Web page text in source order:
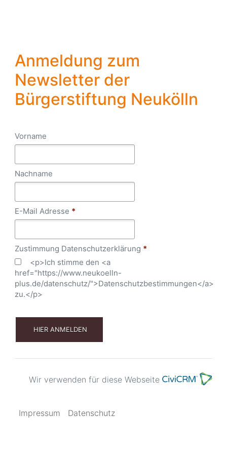
Anmeldung zum
Newsletter der
Bürgerstiftung Neukölln
Vorname
Nachname
E-Mail Adresse *
Zustimmung Datenschutzerklärung *
<p>Ich stimme den <a
href="https://www.neukoelln-
plus.de/datenschutz/">Datenschutzbestimmungen</a>
zu.</p>
HIER ANMELDEN
Wir verwenden für diese Webseite
Impressum Datenschutz